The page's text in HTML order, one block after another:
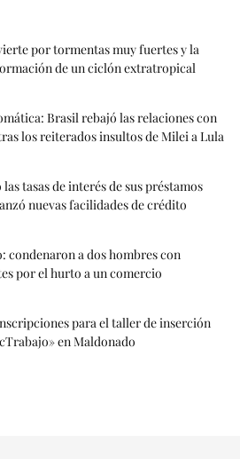
por tormentas muy fuertes y la
de un ciclón extratropical
Brasil rebajó las relaciones con
los reiterados insultos de Milei a Lula
tasas de interés de sus préstamos
nuevas facilidades de crédito
condenaron a dos hombres con
por el hurto a un comercio
para el taller de inserción
en Maldonado